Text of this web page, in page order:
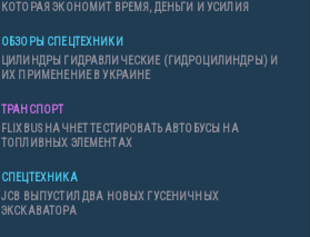
КОТОРАЯ ЭКОНОМИТ ВРЕМЯ, ДЕНЬГИ И УСИЛИЯ
ОБЗОРЫ СПЕЦТЕХНИКИ
ЦИЛИНДРЫ ГИДРАВЛИЧЕСКИЕ (ГИДРОЦИЛИНДРЫ) И
ИХ ПРИМЕНЕНИЕ В УКРАИНЕ
ТРАНСПОРТ
FLIXBUS НАЧНЕТ ТЕСТИРОВАТЬ АВТОБУСЫ НА
ТОПЛИВНЫХ ЭЛЕМЕНТАХ
СПЕЦТЕХНИКА
JCB ВЫПУСТИЛ ДВА НОВЫХ ГУСЕНИЧНЫХ
ЭКСКАВАТОРА